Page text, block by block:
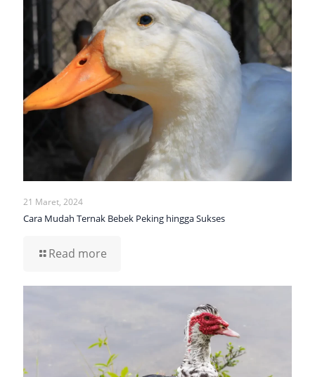
21 Maret, 2024
Cara Mudah Ternak Bebek Peking hingga Sukses
Read more